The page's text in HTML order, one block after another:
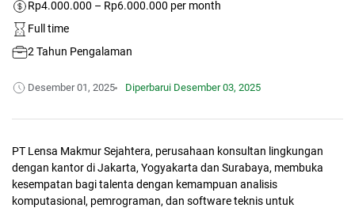
Rp4.000.000 – Rp6.000.000 per month
Full time
2 Tahun Pengalaman
Desember 01, 2025 Diperbarui Desember 03, 2025
PT Lensa Makmur Sejahtera, perusahaan konsultan lingkungan
dengan kantor di Jakarta, Yogyakarta dan Surabaya, membuka
kesempatan bagi talenta dengan kemampuan analisis
komputasional, pemrograman, dan software teknis untuk